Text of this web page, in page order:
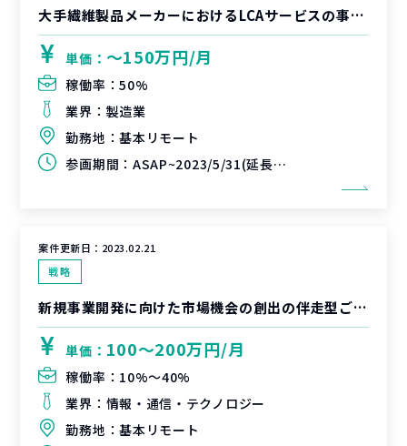
大手繊維製品メーカーにおけるLCAサービスの事業戦略策定
単価： 〜150万円/月
稼働率：50%
業界： 製造業
勤務地：基本リモート
参画期間： ASAP~2023/5/31(延長可能性あり)
案件更新日： 2023.02.21
戦略
新規事業開発に向けた市場機会の創出の伴走型ご支援
単価： 100〜200万円/月
稼働率： 10%〜40%
業界： 情報・通信・テクノロジー
勤務地：基本リモート